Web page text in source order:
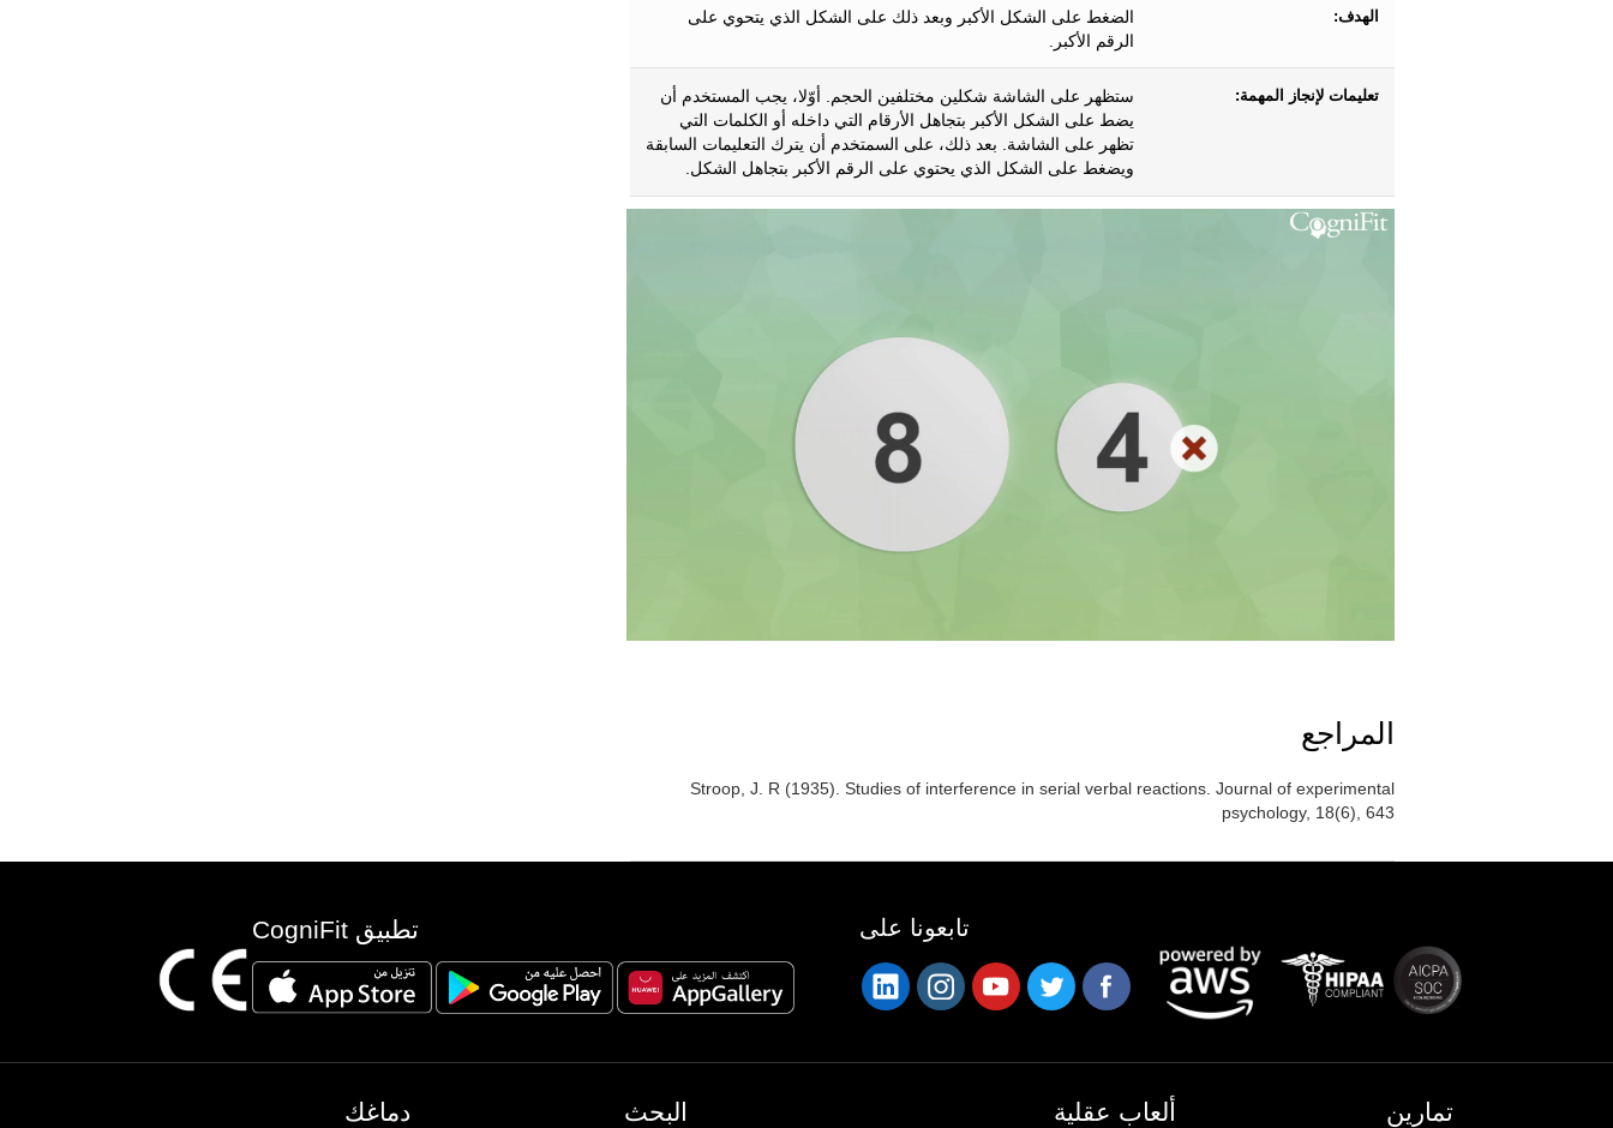
الهدف:
الضغط على الشكل الأكبر وبعد ذلك على الشكل الذي يتحوي على
الرقم الأكبر.
تعليمات لإنجاز المهمة:
ستظهر على الشاشة شكلين مختلفين الحجم. أوّلا، يجب المستخدم أن
يضط على الشكل الأكبر بتجاهل الأرقام التي داخله أو الكلمات التي
تظهر على الشاشة. بعد ذلك، على السمتخدم أن يترك التعليمات السابقة
ويضغط على الشكل الذي يحتوي على الرقم الأكبر بتجاهل الشكل.
المراجع
Stroop, J. R (1935). Studies of interference in serial verbal reactions. Journal of experimental
psychology, 18(6), 643
تطبيق CogniFit تابعونا على
دماغك البحث ألعاب عقلية تمارين